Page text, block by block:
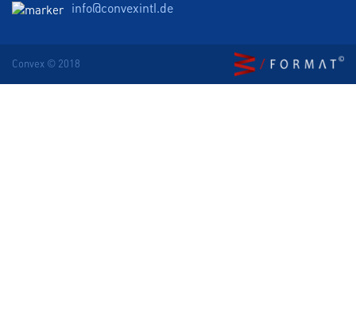
info@convexintl.de
Convex © 2018